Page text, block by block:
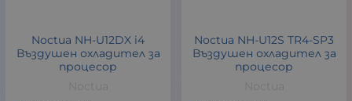
Noctua NH-U12DX i4
Въздушен охладител за
процесор
Noctua NH-U12S TR4-SP3
Въздушен охладител за
процесор